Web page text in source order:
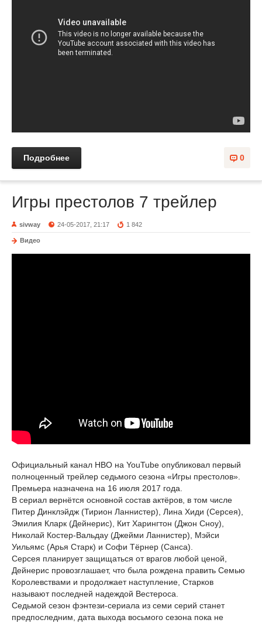
0
Подробнее
Игры престолов 7 трейлер
sivway 24-05-2017, 21:17 1 842
Видео
Официальный канал HBO на YouTube опубликовал первый
полноценный трейлер седьмого сезона «Игры престолов».
Премьера назначена на 16 июля 2017 года.
В сериал вернётся основной состав актёров, в том числе
Питер Динклэйдж (Тирион Ланнистер), Лина Хиди (Серсея),
Эмилия Кларк (Дейнерис), Кит Харингтон (Джон Сноу),
Николай Костер-Вальдау (Джейми Ланнистер), Мэйси
Уильямс (Арья Старк) и Софи Тёрнер (Санса).
Серсея планирует защищаться от врагов любой ценой,
Дейнерис провозглашает, что была рождена править Семью
Королевствами и продолжает наступление, Старков
называют последней надеждой Вестероса.
Седьмой сезон фэнтези-сериала из семи серий станет
предпоследним, дата выхода восьмого сезона пока не